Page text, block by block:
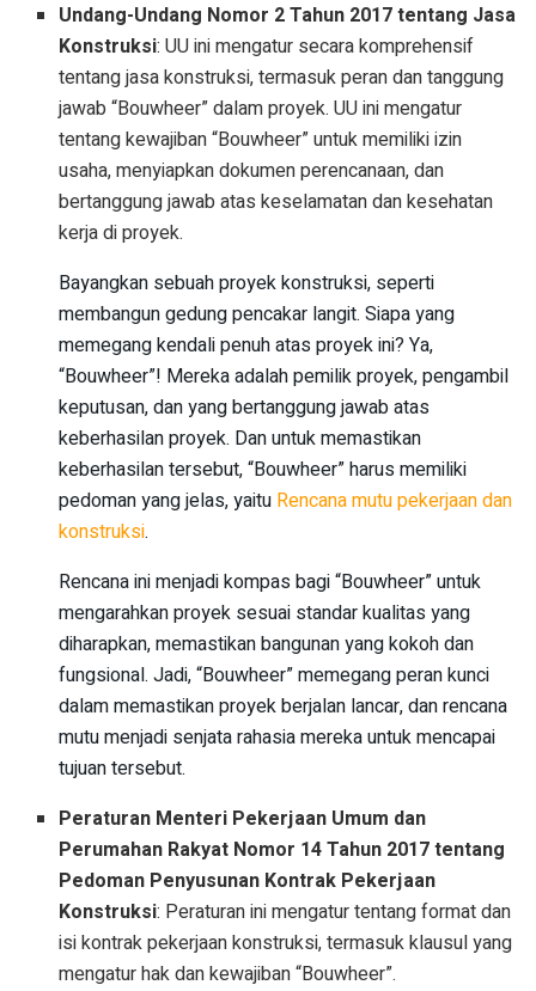
Undang-Undang Nomor 2 Tahun 2017 tentang Jasa
Konstruksi: UU ini mengatur secara komprehensif
tentang jasa konstruksi, termasuk peran dan tanggung
jawab “Bouwheer” dalam proyek. UU ini mengatur
tentang kewajiban “Bouwheer” untuk memiliki izin
usaha, menyiapkan dokumen perencanaan, dan
bertanggung jawab atas keselamatan dan kesehatan
kerja di proyek.
Bayangkan sebuah proyek konstruksi, seperti
membangun gedung pencakar langit. Siapa yang
memegang kendali penuh atas proyek ini? Ya,
“Bouwheer”! Mereka adalah pemilik proyek, pengambil
keputusan, dan yang bertanggung jawab atas
keberhasilan proyek. Dan untuk memastikan
keberhasilan tersebut, “Bouwheer” harus memiliki
pedoman yang jelas, yaitu Rencana mutu pekerjaan dan
konstruksi.
Rencana ini menjadi kompas bagi “Bouwheer” untuk
mengarahkan proyek sesuai standar kualitas yang
diharapkan, memastikan bangunan yang kokoh dan
fungsional. Jadi, “Bouwheer” memegang peran kunci
dalam memastikan proyek berjalan lancar, dan rencana
mutu menjadi senjata rahasia mereka untuk mencapai
tujuan tersebut.
Peraturan Menteri Pekerjaan Umum dan
Perumahan Rakyat Nomor 14 Tahun 2017 tentang
Pedoman Penyusunan Kontrak Pekerjaan
Konstruksi: Peraturan ini mengatur tentang format dan
isi kontrak pekerjaan konstruksi, termasuk klausul yang
mengatur hak dan kewajiban “Bouwheer”.